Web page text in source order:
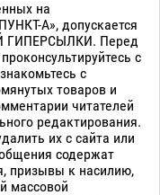
на
А», допускается
Перед
с
с
товаров и
читателей
редактирования.
их с сайта или
содержат
призывы к насилию,
массовой